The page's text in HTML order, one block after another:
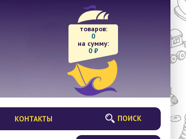
товаров:
0
на сумму:
0 ₽
КОНТАКТЫ ПОИСК